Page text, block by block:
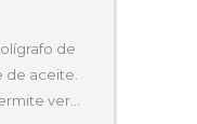
de
de aceite.
ver…